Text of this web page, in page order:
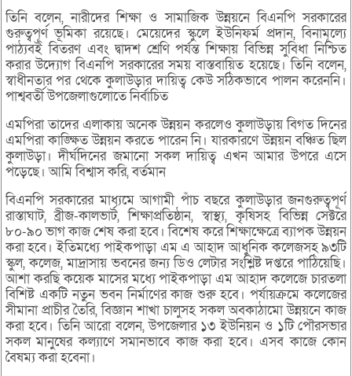
তিনি বলেন, নারীদের শিক্ষা ও সামাজিক উন্নয়নে বিএনপি সরকারের
গুরুত্বপূর্ণ ভূমিকা রয়েছে। মেয়েদের স্কুলে ইউনিফর্ম প্রদান, বিনামূল্যে
পাঠ্যবই বিতরণ এবং দ্বাদশ শ্রেণি পর্যন্ত শিক্ষায় বিভিন্ন সুবিধা নিশ্চিত
করার উদ্যোগ বিএনপি সরকারের সময় বাস্তবায়িত হয়েছে। তিনি বলেন,
স্বাধীনতার পর থেকে কুলাউড়ার দায়িত্ব কেউ সঠিকভাবে পালন করেননি।
পাশ্ববর্তী উপজেলাগুলোতে নির্বাচিত
এমপিরা তাদের এলাকায় অনেক উন্নয়ন করলেও কুলাউড়ায় বিগত দিনের
এমপিরা কাঙ্ক্ষিত উন্নয়ন করতে পারেন নি। যারকারণে উন্নয়ন বঞ্চিত ছিল
কুলাউড়া। দীর্ঘদিনের জমানো সকল দায়িত্ব এখন আমার উপরে এসে
পড়েছে। আমি বিশ্বাস করি, বর্তমান
বিএনপি সরকারের মাধ্যমে আগামী পাঁচ বছরে কুলাউড়ার জনগুরুত্বপূর্ণ
রাস্তাঘাট, ব্রীজ-কালভার্ট, শিক্ষাপ্রতিষ্ঠান, স্বাস্থ্য, কৃষিসহ বিভিন্ন সেক্টরে
৮০-৯০ ভাগ কাজ শেষ করা হবে। বিশেষ করে শিক্ষাক্ষেত্রে ব্যাপক উন্নয়ন
করা হবে। ইতিমধ্যে পাইকপাড়া এম এ আহাদ আধুনিক কলেজসহ ৯৩টি
স্কুল, কলেজ, মাদ্রাসায় ভবনের জন্য ডিও লেটার সংশ্লিষ্ট দপ্তরে পাঠিয়েছি।
আশা করছি কয়েক মাসের মধ্যে পাইকপাড়া এম আহাদ কলেজে চারতলা
বিশিষ্ট একটি নতুন ভবন নির্মাণের কাজ শুরু হবে। পর্যায়ক্রমে কলেজের
সীমানা প্রাচীর তৈরি, বিজ্ঞান শাখা চালুসহ সকল অবকাঠামো উন্নয়নে কাজ
করা হবে। তিনি আরো বলেন, উপজেলার ১৩ ইউনিয়ন ও ১টি পৌরসভার
সকল মানুষের কল্যাণে সমানভাবে কাজ করা হবে। এসব কাজে কোন
বৈষম্য করা হবেনা।